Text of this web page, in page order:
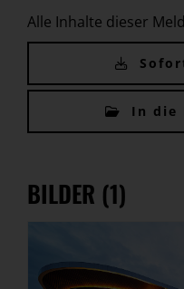
Alle Inhalte dieser
In die
BILDER (1)